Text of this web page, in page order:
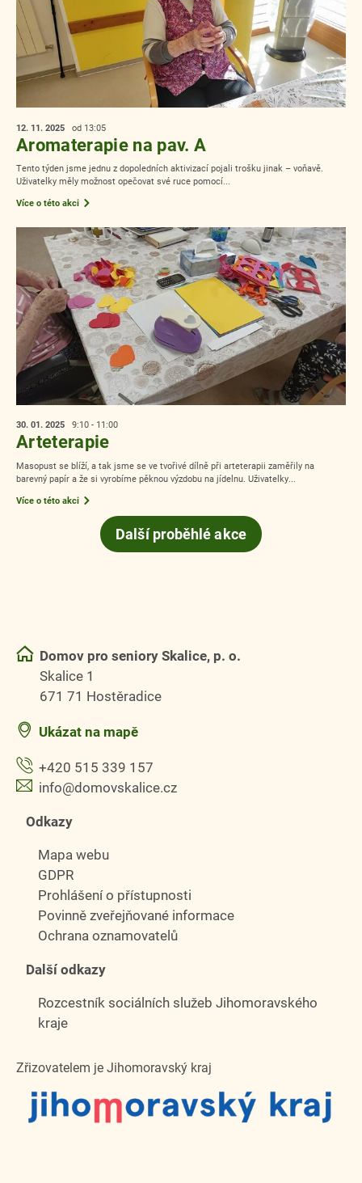
12. 11. 2025 od 13:05
Aromaterapie na pav. A
Tento týden jsme jednu z dopoledních aktivizací pojali trošku jinak – voňavě.
Uživatelky měly možnost opečovat své ruce pomocí...
Více o této akci
30. 01. 2025 9:10 - 11:00
Arteterapie
Masopust se blíží, a tak jsme se ve tvořivé dílně při arteterapii zaměřily na
barevný papír a že si vyrobíme pěknou výzdobu na jídelnu. Uživatelky...
Více o této akci
Další proběhlé akce
Domov pro seniory Skalice, p. o.
Skalice 1
671 71 Hostěradice
Ukázat na mapě
+420 515 339 157
info@domovskalice.cz
Odkazy
Mapa webu
GDPR
Prohlášení o přístupnosti
Povinně zveřejňované informace
Ochrana oznamovatelů
Další odkazy
Rozcestník sociálních služeb Jihomoravského
kraje
Zřizovatelem je Jihomoravský kraj